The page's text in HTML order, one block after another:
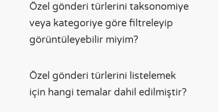
Özel gönderi türlerini taksonomiye
veya kategoriye göre filtreleyip
görüntüleyebilir miyim?
Özel gönderi türlerini listelemek
için hangi temalar dahil edilmiştir?